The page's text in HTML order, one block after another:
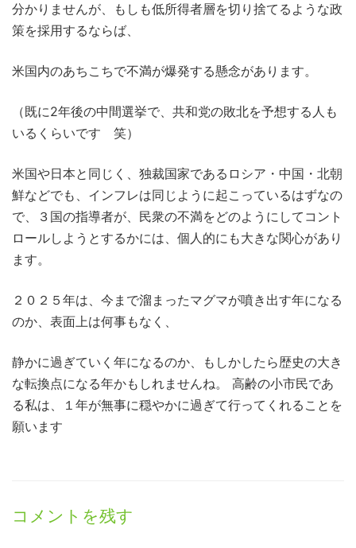
分かりませんが、もしも低所得者層を切り捨てるような政
策を採用するならば、
米国内のあちこちで不満が爆発する懸念があります。
（既に2年後の中間選挙で、共和党の敗北を予想する人も
いるくらいです 笑）
米国や日本と同じく、独裁国家であるロシア・中国・北朝
鮮などでも、インフレは同じように起こっているはずなの
で、３国の指導者が、民衆の不満をどのようにしてコント
ロールしようとするかには、個人的にも大きな関心があり
ます。
２０２５年は、今まで溜まったマグマが噴き出す年になる
のか、表面上は何事もなく、
静かに過ぎていく年になるのか、もしかしたら歴史の大き
な転換点になる年かもしれませんね。 高齢の小市民であ
る私は、１年が無事に穏やかに過ぎて行ってくれることを
願います
コメントを残す